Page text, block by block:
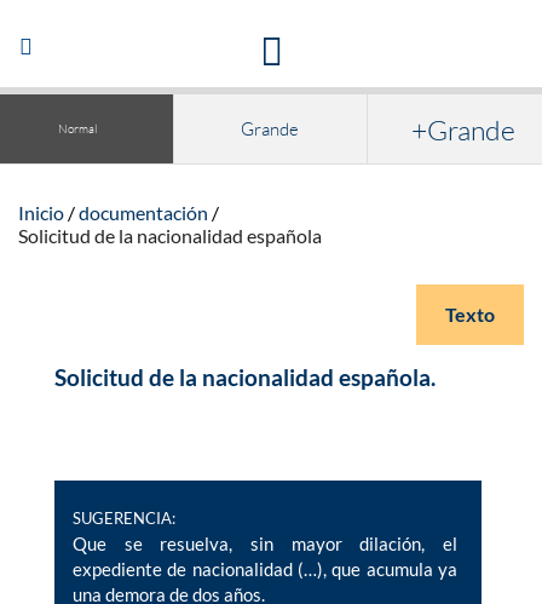
Abrir/Cerrar
navegación
Normal Grande +Grande
Inicio
documentación
Solicitud de la nacionalidad española
Texto
Solicitud de la nacionalidad española.
SUGERENCIA:
Que se resuelva, sin mayor dilación, el
expediente de nacionalidad (…), que acumula ya
una demora de dos años.